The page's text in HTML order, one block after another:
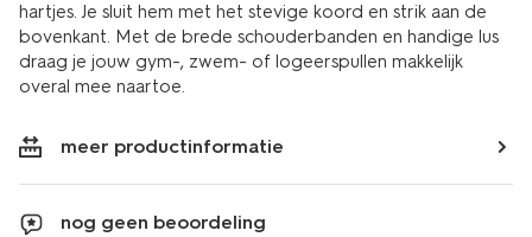
hartjes. Je sluit hem met het stevige koord en strik aan de
bovenkant. Met de brede schouderbanden en handige lus
draag je jouw gym-, zwem- of logeerspullen makkelijk
overal mee naartoe.
meer productinformatie
nog geen beoordeling